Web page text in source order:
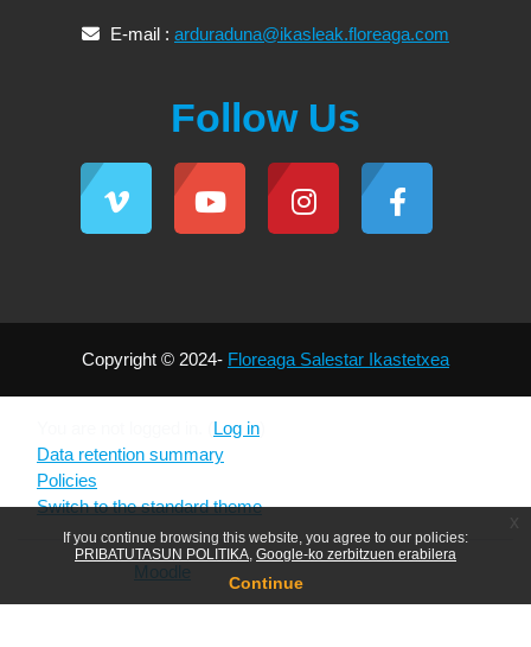
E-mail : arduraduna@ikasleak.floreaga.com
Follow Us
Copyright © 2024- Floreaga Salestar Ikastetxea
Log in
Data retention summary
Policies
Switch to the standard theme
Moodle
If you continue browsing this website, you agree to our policies:
PRIBATUTASUN POLITIKA Google-ko zerbitzuen erabilera
Continue